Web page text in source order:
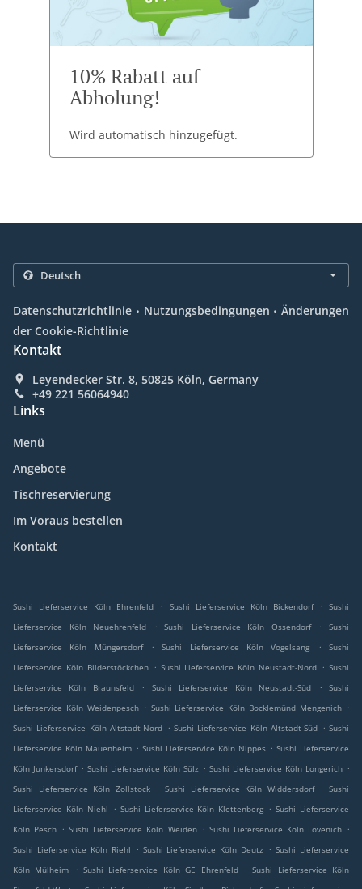
10% Rabatt auf
Abholung!
Wird automatisch hinzugefügt.
Datenschutzrichtlinie . Nutzungsbedingungen . Änderungen
der Cookie-Richtlinie
Kontakt
Leyendecker Str. 8, 50825 Köln, Germany
+49 221 56064940
Links
Menü
Angebote
Tischreservierung
Im Voraus bestellen
Kontakt
Sushi Lieferservice Köln Ehrenfeld . Sushi Lieferservice Köln Bickendorf . Sushi
Lieferservice Köln Neuehrenfeld
. Sushi Lieferservice Köln Ossendorf .
Sushi
Lieferservice Köln Müngersdorf
. Sushi Lieferservice Köln Vogelsang .
Sushi
Lieferservice Köln Bilderstöckchen . Sushi Lieferservice Köln Neustadt-Nord . Sushi
Lieferservice Köln Braunsfeld
. Sushi Lieferservice Köln Neustadt-Süd .
Sushi
Lieferservice Köln Weidenpesch . Sushi Lieferservice Köln Bocklemünd Mengenich .
Sushi Lieferservice Köln Altstadt-Nord . Sushi Lieferservice Köln Altstadt-Süd . Sushi
Lieferservice Köln Mauenheim . Sushi Lieferservice Köln Nippes . Sushi Lieferservice
Köln Junkersdorf . Sushi Lieferservice Köln Sülz . Sushi Lieferservice Köln Longerich .
Sushi Lieferservice Köln Zollstock
. Sushi Lieferservice Köln Widdersdorf . Sushi
Lieferservice Köln Niehl
. Sushi Lieferservice Köln Klettenberg . Sushi Lieferservice
Köln Pesch . Sushi Lieferservice Köln Weiden . Sushi Lieferservice Köln Lövenich .
Sushi Lieferservice Köln Riehl
. Sushi Lieferservice Köln Deutz . Sushi Lieferservice
Köln Mülheim
. Sushi Lieferservice Köln GE Ehrenfeld . Sushi Lieferservice Köln